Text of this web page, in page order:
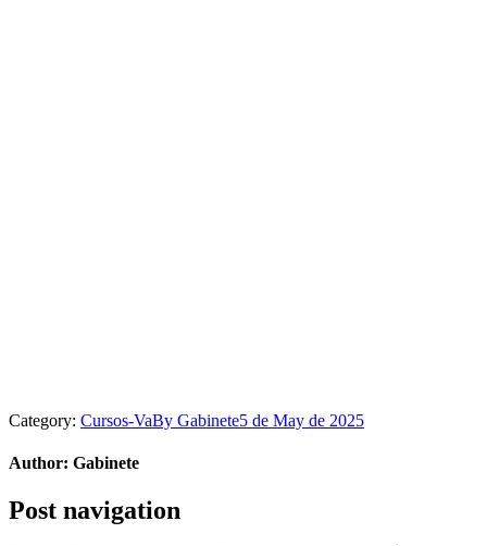
Category: Cursos-VaBy Gabinete5 de May de 2025
Author: Gabinete
Post navigation